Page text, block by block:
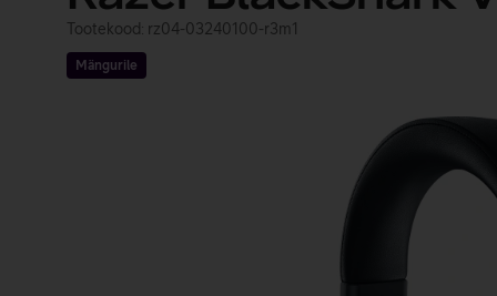
Tootekood: rz04-03240100-r3m1
Mängurile